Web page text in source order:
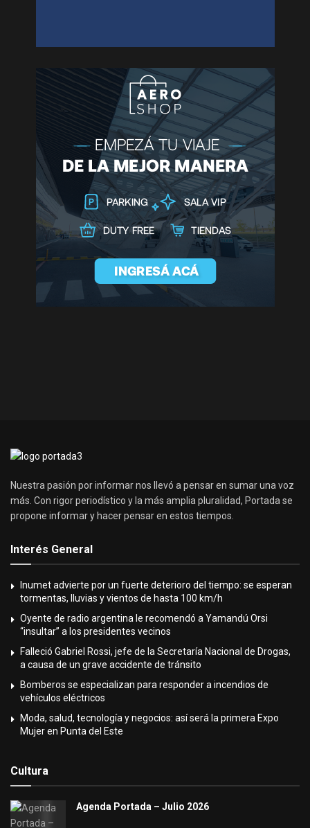
Nuestra pasión por informar nos llevó a pensar en sumar una voz
más. Con rigor periodístico y la más amplia pluralidad, Portada se
propone informar y hacer pensar en estos tiempos.
Interés General
Inumet advierte por un fuerte deterioro del tiempo: se esperan
tormentas, lluvias y vientos de hasta 100 km/h
Oyente de radio argentina le recomendó a Yamandú Orsi
“insultar” a los presidentes vecinos
Falleció Gabriel Rossi, jefe de la Secretaría Nacional de Drogas,
a causa de un grave accidente de tránsito
Bomberos se especializan para responder a incendios de
vehículos eléctricos
Moda, salud, tecnología y negocios: así será la primera Expo
Mujer en Punta del Este
Cultura
Agenda Portada – Julio 2026